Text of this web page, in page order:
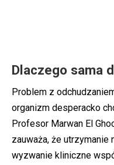
Dlaczego sama
Problem z
organizm desperacko
Profesor Marwan El
zauważa, że
wyzwanie kliniczne